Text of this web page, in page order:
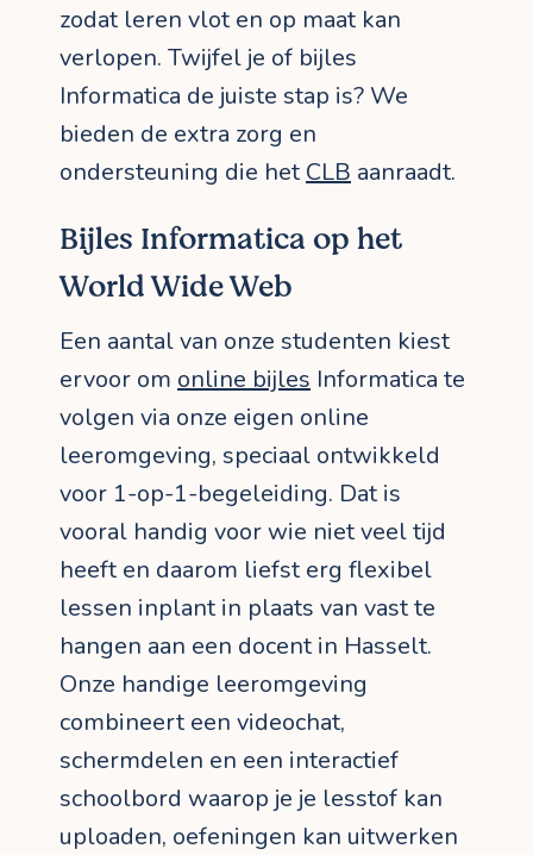
zodat leren vlot en op maat kan
verlopen. Twijfel je of bijles
Informatica de juiste stap is? We
bieden de extra zorg en
ondersteuning die het CLB aanraadt.
Bijles Informatica op het
World Wide Web
Een aantal van onze studenten kiest
ervoor om online bijles Informatica te
volgen via onze eigen online
leeromgeving, speciaal ontwikkeld
voor 1-op-1-begeleiding. Dat is
vooral handig voor wie niet veel tijd
heeft en daarom liefst erg flexibel
lessen inplant in plaats van vast te
hangen aan een docent in Hasselt.
Onze handige leeromgeving
combineert een videochat,
schermdelen en een interactief
schoolbord waarop je je lesstof kan
uploaden, oefeningen kan uitwerken